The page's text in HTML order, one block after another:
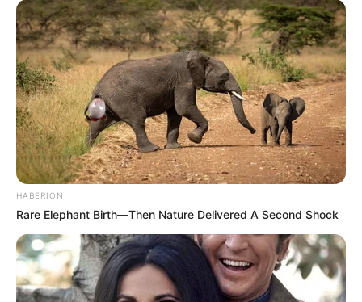
HABERION
Rare Elephant Birth—Then Nature Delivered A Second Shock